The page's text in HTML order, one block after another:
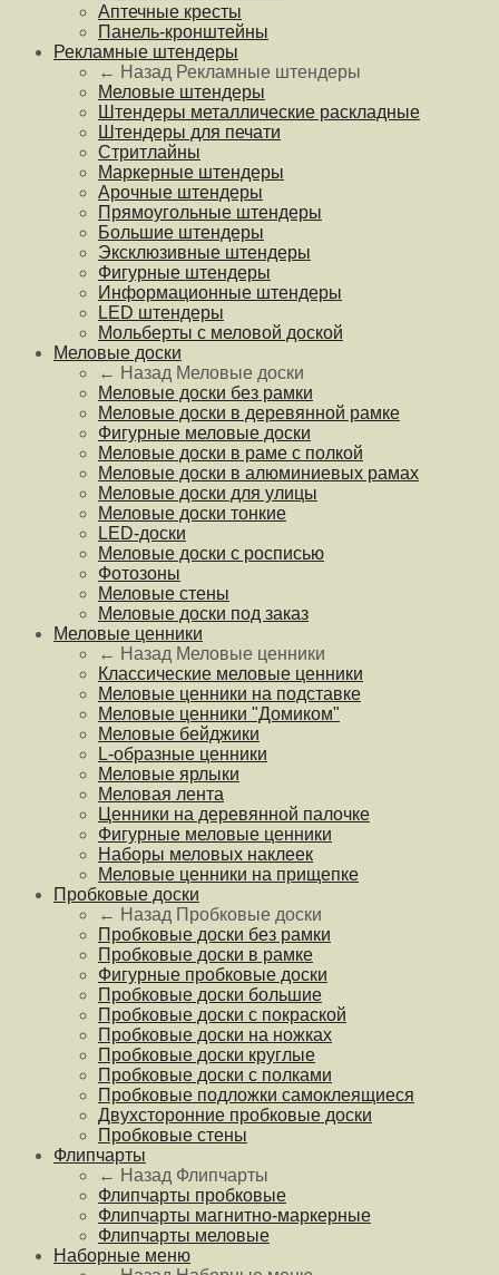
Аптечные кресты
Панель-кронштейны
Рекламные штендеры
← Назад Рекламные штендеры
Меловые штендеры
Штендеры металлические раскладные
Штендеры для печати
Стритлайны
Маркерные штендеры
Арочные штендеры
Прямоугольные штендеры
Большие штендеры
Эксклюзивные штендеры
Фигурные штендеры
Информационные штендеры
LED штендеры
Мольберты с меловой доской
Меловые доски
← Назад Меловые доски
Меловые доски без рамки
Меловые доски в деревянной рамке
Фигурные меловые доски
Меловые доски в раме с полкой
Меловые доски в алюминиевых рамах
Меловые доски для улицы
Меловые доски тонкие
LED-доски
Меловые доски с росписью
Фотозоны
Меловые стены
Меловые доски под заказ
Меловые ценники
← Назад Меловые ценники
Классические меловые ценники
Меловые ценники на подставке
Меловые ценники "Домиком"
Меловые бейджики
L-образные ценники
Меловые ярлыки
Меловая лента
Ценники на деревянной палочке
Фигурные меловые ценники
Наборы меловых наклеек
Меловые ценники на прищепке
Пробковые доски
← Назад Пробковые доски
Пробковые доски без рамки
Пробковые доски в рамке
Фигурные пробковые доски
Пробковые доски большие
Пробковые доски с покраской
Пробковые доски на ножках
Пробковые доски круглые
Пробковые доски с полками
Пробковые подложки самоклеящиеся
Двухсторонние пробковые доски
Пробковые стены
Флипчарты
← Назад Флипчарты
Флипчарты пробковые
Флипчарты магнитно-маркерные
Флипчарты меловые
Наборные меню